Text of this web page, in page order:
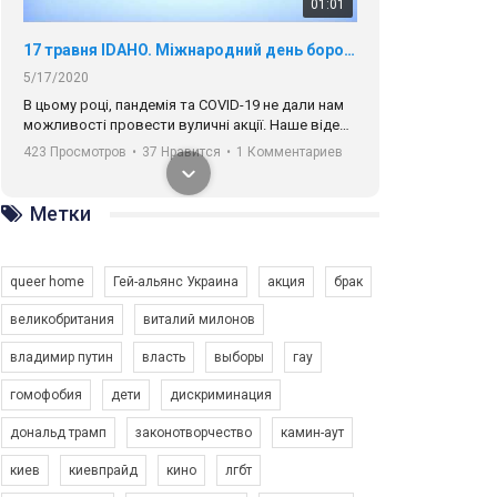
01:01
17 травня IDAHO. Міжнародний день боротьби з гомофобією трансфобією і біфобія.
5/17/2020
В цьому році, пандемія та COVІD-19 не дали нам
можливості провести вуличні акції. Наше відео-
звернення про те, що навіть коли ми у різних
містах та не можемо зустрінеться, ми разом. Ми
закликаємо всіх хто поділяє цінності рівності та
солідарності, приєднатися до нас. Регіональні
підрозділи ГАУ є в 16 областях України.
423 Просмотров • 37 Нравится • 1 Комментариев
Зупинимо насильство проти ЛГБТ в Україні! Stop violence against LGBT in Ukraine!
Емоційний та вражаючий промо-ролік на
Метки
queer home Гей-альянс Украина акция брак
великобритания виталий милонов
владимир путин власть выборы гау
гомофобия дети дискриминация
дональд трамп законотворчество камин-аут
киев киевпрайд кино лгбт